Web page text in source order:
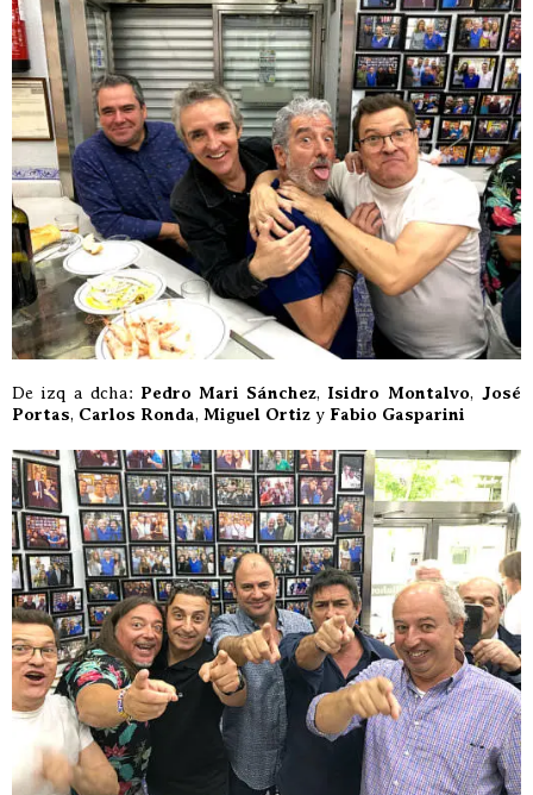
De izq a dcha: Pedro Mari Sánchez, Isidro Montalvo, José
Portas, Carlos Ronda, Miguel Ortiz y Fabio Gasparini